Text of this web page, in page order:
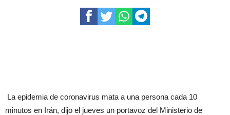
La epidemia de coronavirus mata a una persona cada 10
minutos en Irán, dijo el jueves un portavoz del Ministerio de